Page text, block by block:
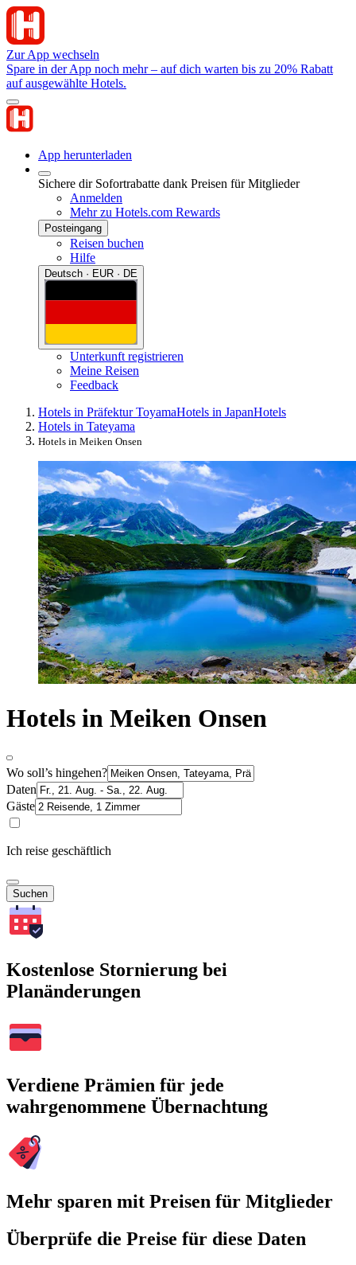
Zur App wechseln
Spare in der App noch mehr – auf dich warten bis zu 20% Rabatt
auf ausgewählte Hotels.
App herunterladen
Sichere dir Sofortrabatte dank Preisen für Mitglieder
Anmelden
Mehr zu Hotels.com Rewards
Posteingang
Reisen buchen
Hilfe
Deutsch · EUR · DE
Unterkunft registrieren
Meine Reisen
Feedback
Hotels in Präfektur ToyamaHotels in JapanHotels
Hotels in Tateyama
Hotels in Meiken Onsen
Hotels in Meiken Onsen
Wo soll’s hingehen?
Daten
Gäste
Ich reise geschäftlich
Suchen
Kostenlose Stornierung bei
Planänderungen
Verdiene Prämien für jede
wahrgenommene Übernachtung
Mehr sparen mit Preisen für Mitglieder
Überprüfe die Preise für diese Daten